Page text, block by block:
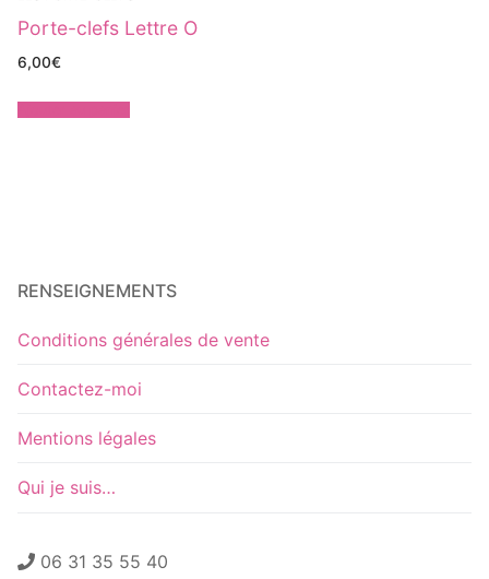
Porte-clefs Lettre O
6,00€
RENSEIGNEMENTS
Conditions générales de vente
Contactez-moi
Mentions légales
Qui je suis…
06 31 35 55 40